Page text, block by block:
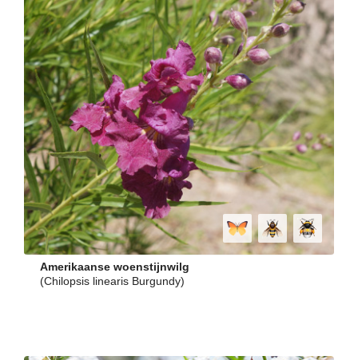
Amerikaanse woenstijnwilg
(Chilopsis linearis Burgundy)